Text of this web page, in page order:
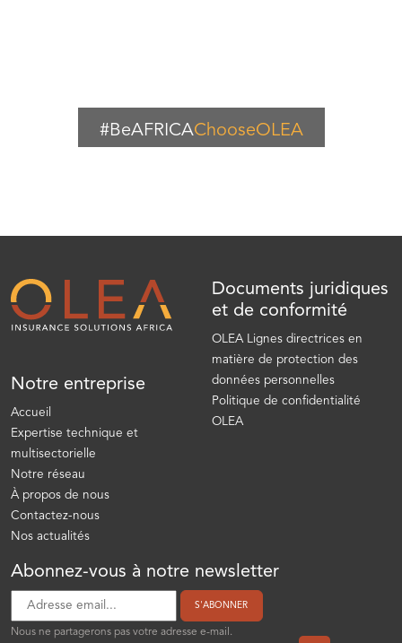
#BeAFRICAChooseOLEA
Notre entreprise
Accueil
Expertise technique et
multisectorielle
Notre réseau
À propos de nous
Contactez-nous
Nos actualités
Documents juridiques
et de conformité
OLEA Lignes directrices en
matière de protection des
données personnelles
Politique de confidentialité
OLEA
Abonnez-vous à notre newsletter
S'ABONNER
Nous ne partagerons pas votre adresse e-mail.